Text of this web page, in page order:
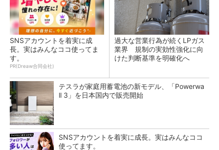
SNSアカウントを着実に成
長。実はみんなココ使ってま
す。
PR(Dreaw合同会社)
過大な営業行為が続くLPガス
業界 規制の実効性強化に向
けた判断基準を明確化へ
テスラが家庭用蓄電池の新モデル、「Powerwa
ll 3」を日本国内で販売開始
SNSアカウントを着実に成長。実はみんなココ
使ってます。